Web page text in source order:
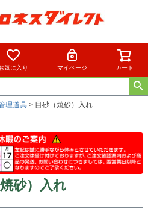
気に入り マイページ カート
理道具 目砂（焼砂）入れ
砂）入れ